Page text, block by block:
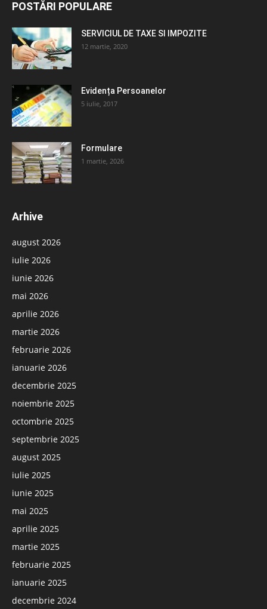
POSTĂRI POPULARE
SERVICIUL DE TAXE SI IMPOZITE
12 martie, 2020
Evidența Persoanelor
5 iulie, 2017
Formulare
1 martie, 2026
Arhive
august 2026
iulie 2026
iunie 2026
mai 2026
aprilie 2026
martie 2026
februarie 2026
ianuarie 2026
decembrie 2025
noiembrie 2025
octombrie 2025
septembrie 2025
august 2025
iulie 2025
iunie 2025
mai 2025
aprilie 2025
martie 2025
februarie 2025
ianuarie 2025
decembrie 2024